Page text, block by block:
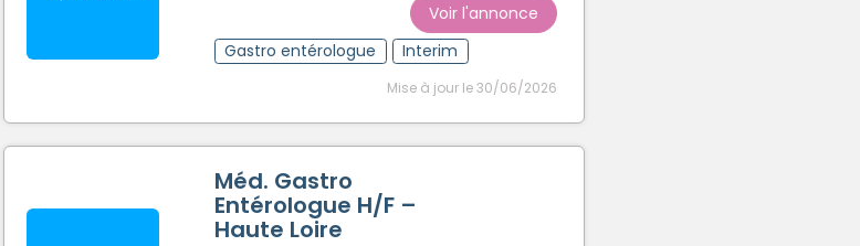
Voir l'annonce
Gastro entérologue
Interim
Mise à jour le 30/06/2026
Méd. Gastro
Entérologue H/F –
Haute Loire